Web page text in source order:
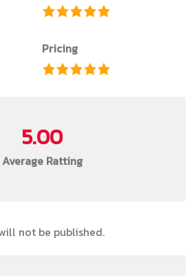
Pricing
5.00
Average Ratting
not be published.